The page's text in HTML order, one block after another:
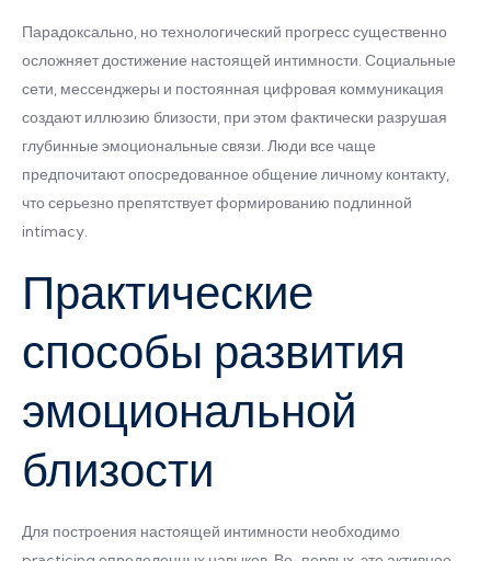
Парадоксально, но технологический прогресс существенно
осложняет достижение настоящей интимности. Социальные
сети, мессенджеры и постоянная цифровая коммуникация
создают иллюзию близости, при этом фактически разрушая
глубинные эмоциональные связи. Люди все чаще
предпочитают опосредованное общение личному контакту,
что серьезно препятствует формированию подлинной
intimacy.
Практические
способы развития
эмоциональной
близости
Для построения настоящей интимности необходимо